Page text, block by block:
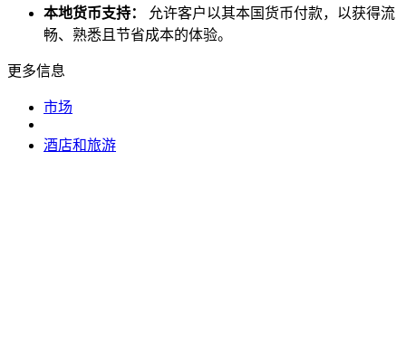
本地货币支持：
允许客户以其本国货币付款，以获得流
畅、熟悉且节省成本的体验。
更多信息
市场
酒店和旅游